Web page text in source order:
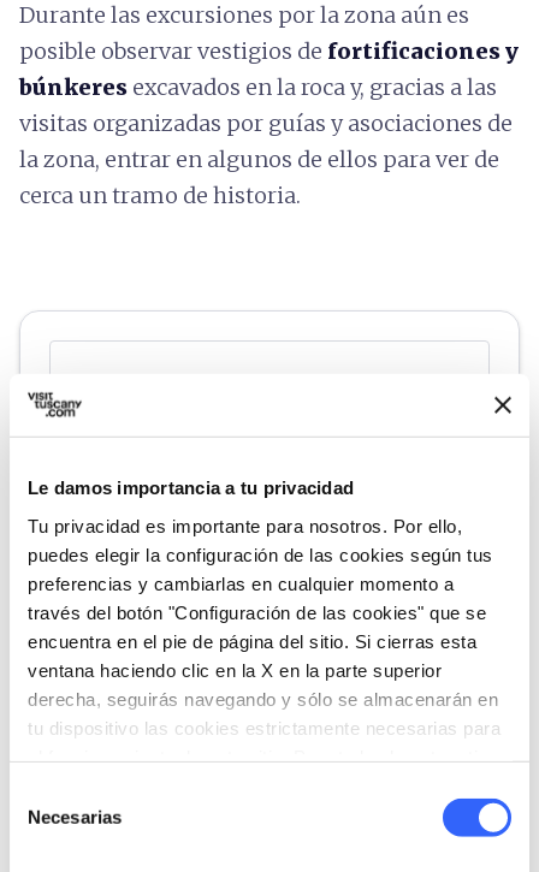
Le damos importancia a tu privacidad
Tu privacidad es importante para nosotros. Por ello,
puedes elegir la configuración de las cookies según tus
preferencias y cambiarlas en cualquier momento a
través del botón "Configuración de las cookies" que se
encuentra en el pie de página del sitio. Si cierras esta
ventana haciendo clic en la X en la parte superior
derecha, seguirás navegando y sólo se almacenarán en
tu dispositivo las cookies estrictamente necesarias para
Necesarias
Durante las excursiones por la zona aún es
posible observar vestigios de fortificaciones y
búnkeres excavados en la roca y, gracias a las
visitas organizadas por guías y asociaciones de
la zona, entrar en algunos de ellos para ver de
cerca un tramo de historia.
directions Indicaciones
chevron_right